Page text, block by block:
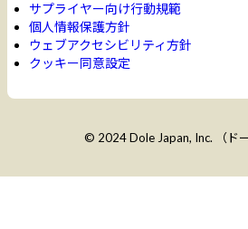
サプライヤー向け行動規範
個人情報保護方針
ウェブアクセシビリティ方針
クッキー同意設定
© 2024 Dole Japan, Inc. （ド